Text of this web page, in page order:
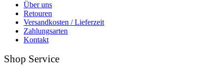
Über uns
Retouren
Versandkosten / Lieferzeit
Zahlungsarten
Kontakt
Shop Service